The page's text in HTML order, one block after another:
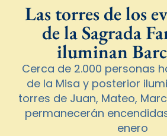
Las torres de los
de la Sagrada
iluminan
Cerca de 2.000 personas
de la Misa y posterior
torres de Juan, Mateo,
permanecerán
enero